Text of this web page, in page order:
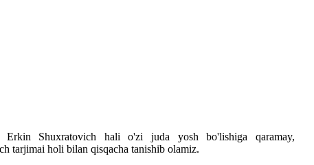
Shuxratovich hali o'zi juda yosh bo'lishiga qaramay,
tarjimai holi bilan qisqacha tanishib olamiz.